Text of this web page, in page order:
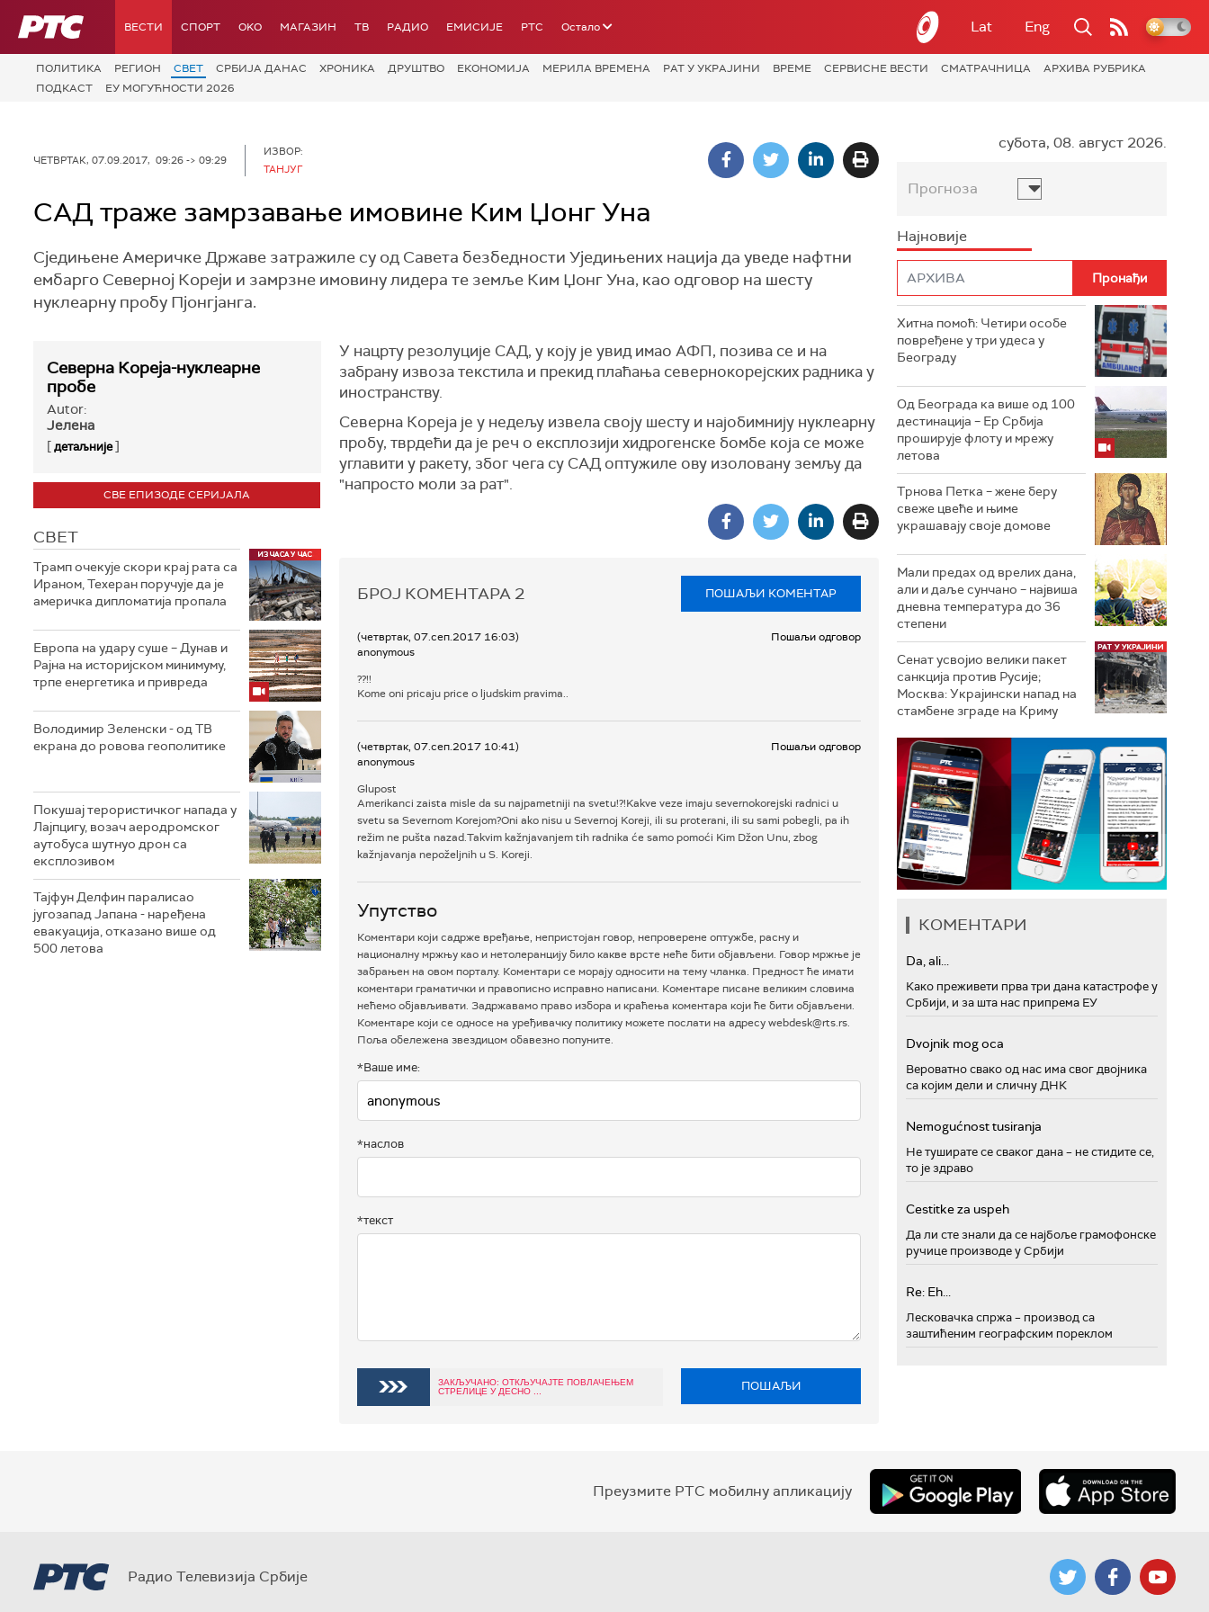
РТС ВЕСТИ СПОРТ OKO МАГАЗИН ТВ РАДИО ЕМИСИЈЕ РТС Остало Lat Eng
ПОЛИТИКА РЕГИОН СВЕТ СРБИЈА ДАНАС ХРОНИКА ДРУШТВО ЕКОНОМИЈА МЕРИЛА ВРЕМЕНА РАТ У УКРАЈИНИ ВРЕМЕ СЕРВИСНЕ ВЕСТИ СМАТРАЧНИЦА
АРХИВА РУБРИКА
ПОДКАСТ
ЕУ МОГУЋНОСТИ 2026
ЧЕТВРТАК, 07.09.2017, 09:26 -> 09:29
ИЗВОР:
ТАНЈУГ
САД траже замрзавање имовине Ким Џонг Уна
Сједињене Америчке Државе затражиле су од Савета безбедности Уједињених нација да уведе нафтни
ембарго Северној Кореји и замрзне имовину лидера те земље Ким Џонг Уна, као одговор на шесту
нуклеарну пробу Пјонгјанга.
Северна Кореја-нуклеарне
пробе
Autor:
Јелена
[детаљније]
СВЕ ЕПИЗОДЕ СЕРИЈАЛА
СВЕТ
Трамп очекује скори крај рата са
Ираном, Техеран поручује да је
америчка дипломатија пропала
Европа на удару суше – Дунав и
Рајна на историјском минимуму,
трпе енергетика и привреда
Володимир Зеленски - од ТВ
екрана до ровова геополитике
Покушај терористичког напада у
Лајпцигу, возач аеродромског
аутобуса шутнуо дрон са
експлозивом
Тајфун Делфин паралисао
југозапад Јапана - наређена
евакуација, отказано више од
500 летова
У нацрту резолуције САД, у коју је увид имао АФП, позива се и на
забрану извоза текстила и прекид плаћања севернокорејских радника у
иностранству.
Северна Кореја је у недељу извела своју шесту и најобимнију нуклеарну
пробу, тврдећи да је реч о експлозији хидрогенске бомбе која се може
углавити у ракету, због чега су САД оптужиле ову изоловану земљу да
"напросто моли за рат".
БРОЈ КОМЕНТАРА 2 ПОШАЉИ КОМЕНТАР
(четвртак, 07.сеп.2017 16:03)
anonymous
Пошаљи одговор
??!!
Kome oni pricaju price o ljudskim pravima..
(четвртак, 07.сеп.2017 10:41)
anonymous
Пошаљи одговор
Glupost
Amerikanci zaista misle da su najpametniji na svetu!?!Kakve veze imaju severnokorejski radnici u
svetu sa Severnom Korejom?Oni ako nisu u Severnoj Koreji, ili su proterani, ili su sami pobegli, pa ih
režim ne pušta nazad.Takvim kažnjavanjem tih radnika će samo pomoći Kim Džon Unu, zbog
kažnjavanja nepoželjnih u S. Koreji.
Упутство
Коментари који садрже вређање, непристојан говор, непроверене оптужбе, расну и
националну мржњу као и нетолеранцију било какве врсте неће бити објављени. Говор мржње је
забрањен на овом порталу. Коментари се морају односити на тему чланка. Предност ће имати
коментари граматички и правописно исправно написани. Коментаре писане великим словима
нећемо објављивати. Задржавамо право избора и краћења коментара који ће бити објављени.
Коментаре који се односе на уређивачку политику можете послати на адресу webdesk@rts.rs.
Поља обележена звездицом обавезно попуните.
*Ваше име:
*наслов
*текст
ЗАКЉУЧАНО: ОТКЉУЧАЈТЕ ПОВЛАЧЕЊЕМ
СТРЕЛИЦЕ У ДЕСНО ...
ПОШАЉИ
субота, 08. август 2026.
Прогноза
Најновије
Хитна помоћ: Четири особе
повређене у три удеса у
Београду
Од Београда ка више од 100
дестинација – Ер Србија
проширује флоту и мрежу
летова
Трнова Петка – жене беру
свеже цвеће и њиме
украшавају своје домове
Мали предах од врелих дана,
али и даље сунчано – највиша
дневна температура до 36
степени
Сенат усвојио велики пакет
санкција против Русије;
Москва: Украјински напад на
стамбене зграде на Криму
КОМЕНТАРИ
Da, ali...
Како преживети прва три дана катастрофе у
Србији, и за шта нас припрема ЕУ
Dvojnik mog oca
Вероватно свако од нас има свог двојника
са којим дели и сличну ДНК
Nemogućnost tusiranja
Не туширате се сваког дана – не стидите се,
то је здраво
Cestitke za uspeh
Да ли сте знали да се најбоље грамофонске
ручице производе у Србији
Re: Eh...
Лесковачка спржа – производ са
заштићеним географским пореклом
Преузмите РТС мобилну апликацију
Радио Телевизија Србије